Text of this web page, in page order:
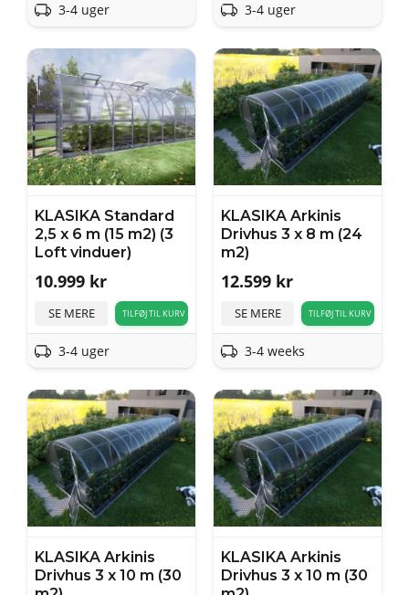
3-4 uger 3-4 uger
KLASIKA Standard
2,5 x 6 m (15 m2) (3
Loft vinduer)
10.999 kr
SE MERE TILFØJ TIL KURV
3-4 uger
KLASIKA Arkinis
Drivhus 3 x 8 m (24
m2)
12.599 kr
SE MERE TILFØJ TIL KURV
3-4 weeks
KLASIKA Arkinis
Drivhus 3 x 10 m (30
KLASIKA Arkinis
Drivhus 3 x 10 m (30